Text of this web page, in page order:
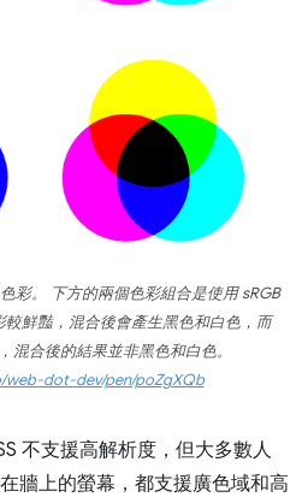
彩。 下方的兩個色彩組合是使用 sRGB
較鮮豔，混合後會產生黑色和白色，而
混合後的結果並非黑色和白色。
web-dot-dev/pen/poZgXQb
不支援高解析度，但大多數人
牆上的螢幕，都支援廣色域和高